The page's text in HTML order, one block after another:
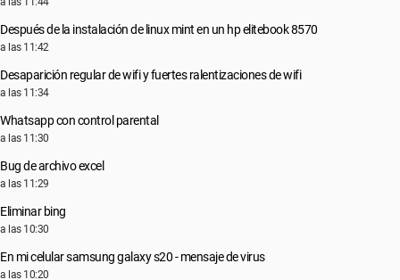
Después de la instalación de linux mint en un hp elitebook 8570
a las 11:42
Desaparición regular de wifi y fuertes ralentizaciones de wifi
a las 11:34
Whatsapp con control parental
a las 11:30
Bug de archivo excel
a las 11:29
Eliminar bing
a las 10:30
En mi celular samsung galaxy s20 - mensaje de virus
a las 10:20